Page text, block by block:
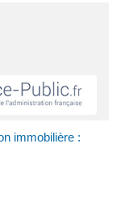
immobilière :